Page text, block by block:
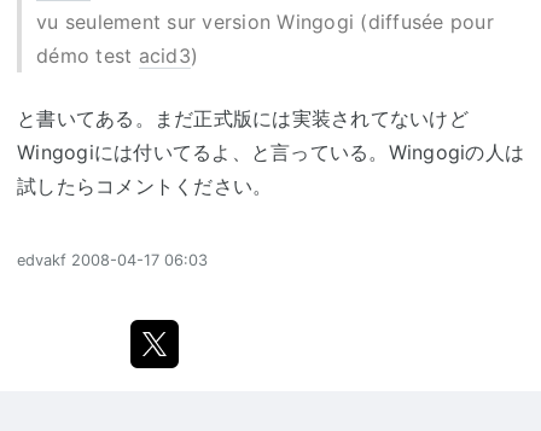
vu seulement sur version Wingogi (diffusée pour
démo test acid3)
と書いてある。まだ正式版には実装されてないけど
Wingogiには付いてるよ、と言っている。Wingogiの人は
試したらコメントください。
edvakf 2008-04-17 06:03